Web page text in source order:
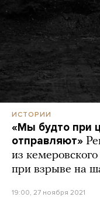
ИСТОРИИ
«Мы будто при
отправляют»
из
при взрыве на
19:00, 27 ноября 2021